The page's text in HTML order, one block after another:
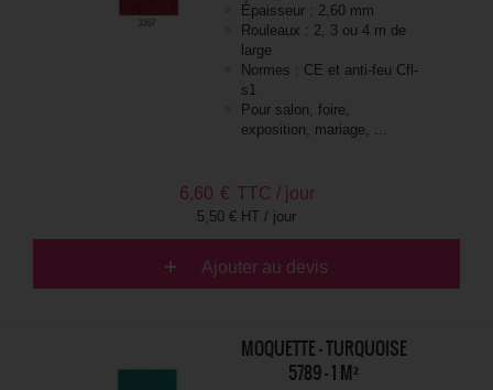
Épaisseur : 2,60 mm
Rouleaux : 2, 3 ou 4 m de
large
Normes : CE et anti-feu Cfl-
s1
Pour salon, foire,
exposition, mariage, ...
6,60 € TTC / jour
5,50 € HT / jour
Ajouter au devis
MOQUETTE - TURQUOISE
5789 - 1 M²